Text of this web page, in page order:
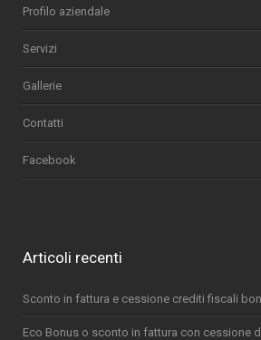
Profilo aziendale
Servizi
Gallerie
Contatti
Facebook
Articoli recenti
Sconto in fattura e cessione crediti fiscali
Eco Bonus o sconto in fattura con cessione